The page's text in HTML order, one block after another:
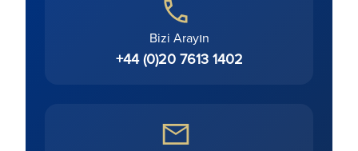
Bizi Arayın
+44 (0)20 7613 1402